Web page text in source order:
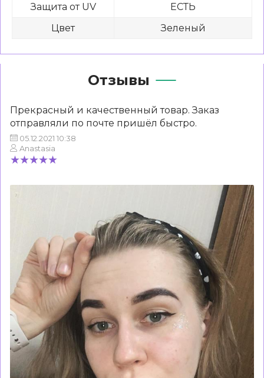
Защита от UV
ЕСТЬ
Цвет
Зеленый
Отзывы
Прекрасный и качественный товар. Заказ
отправляли по почте пришёл быстро.
05.12.2021 10:38
Anastasia